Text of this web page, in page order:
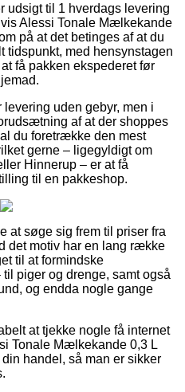
udsigt til 1 hverdags levering
Alessi Tonale Mælkekande
på at det betinges af at du
tidspunkt, med hensynstagen
få pakken ekspederet før
uden gebyr, men i
af at der shoppes
du foretrække den mest
gerne – ligegyldigt om
Hinnerup – er at få
til en pakkeshop.
at søge sig frem til priser fra
det motiv har en lang række
til at formindske
piger og drenge, samt også
og endda nogle gange
at tjekke nogle få internet
Tonale Mælkekande 0,3 L
handel, så man er sikker